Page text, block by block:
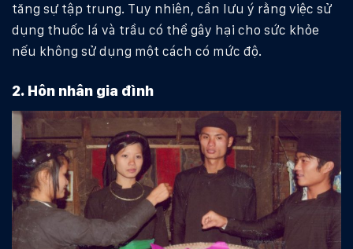
tăng sự tập trung. Tuy nhiên, cần lưu ý rằng việc sử
dụng thuốc lá và trầu có thể gây hại cho sức khỏe
nếu không sử dụng một cách có mức độ.
2. Hôn nhân gia đình